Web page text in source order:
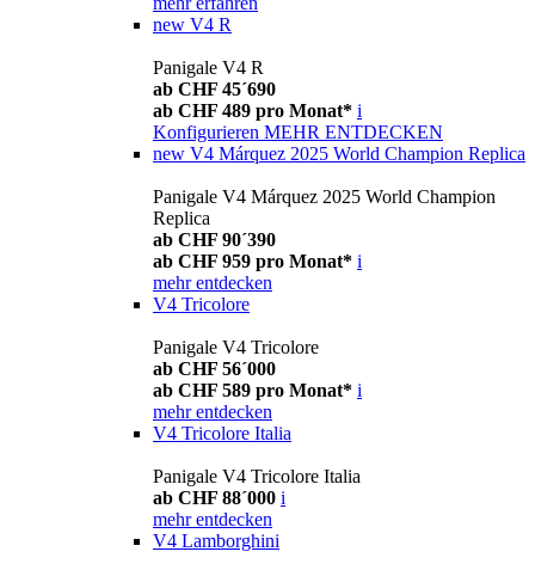
new V4 R
Panigale V4 R
ab CHF 45´690
ab CHF 489 pro Monat* i
Konfigurieren MEHR ENTDECKEN
new V4 Márquez 2025 World Champion Replica
Panigale V4 Márquez 2025 World Champion
Replica
ab CHF 90´390
ab CHF 959 pro Monat* i
mehr entdecken
V4 Tricolore
Panigale V4 Tricolore
ab CHF 56´000
ab CHF 589 pro Monat* i
mehr entdecken
V4 Tricolore Italia
Panigale V4 Tricolore Italia
ab CHF 88´000 i
mehr entdecken
V4 Lamborghini